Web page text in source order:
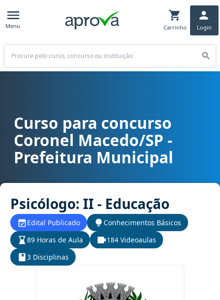
Menu Carrinho Login
Buscar
Curso para concurso Coronel Macedo/SP - Prefeitura Municipal
Curso para concurso
Coronel Macedo/SP -
Prefeitura Municipal
Psicólogo: II - Educação
Edital Publicado
Conhecimentos Básicos
89 Horas de Aula
184 Videoaulas
3 Disciplinas